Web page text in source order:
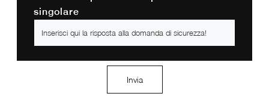
singolare
Invia